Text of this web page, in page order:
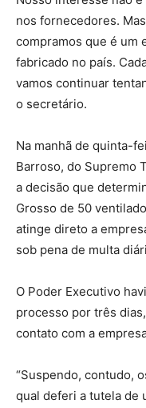
nos fornecedores.
compramos que é um
fabricado no país.
vamos continuar
o secretário.
Na manhã de quinta-
Barroso, do Supremo
a decisão que
Grosso de 50
atinge direto a
sob pena de multa
O Poder Executivo
processo por três
contato com a
“Suspendo, contudo,
qual deferi a tutela de